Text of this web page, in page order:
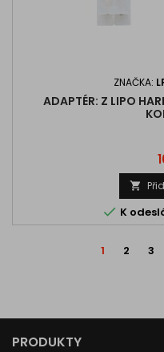
ZNAČKA:
ADAPTÉR: Z LIPO

 K
1 2 3
PRODUKTY